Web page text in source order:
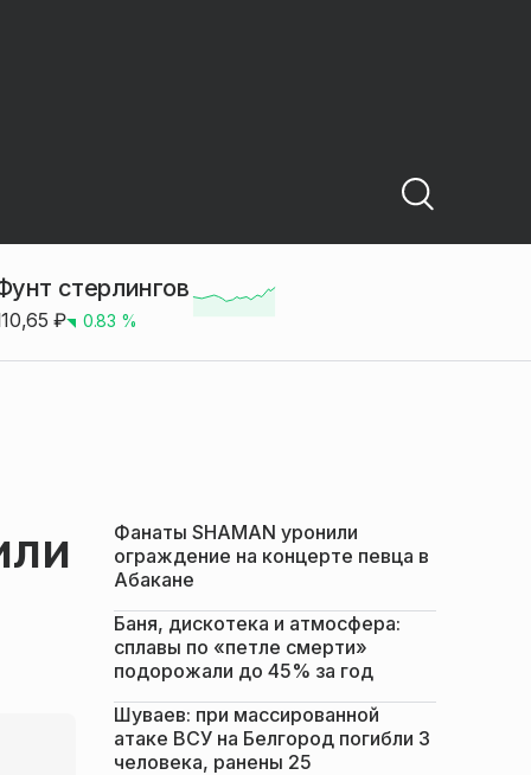
стерлингов
₽ 0.83 %
Фанаты SHAMAN уронили
ограждение на концерте певца в
Абакане
Баня, дискотека и атмосфера:
сплавы по «петле смерти»
подорожали до 45% за год
Шуваев: при массированной
атаке ВСУ на Белгород погибли 3
человека, ранены 25